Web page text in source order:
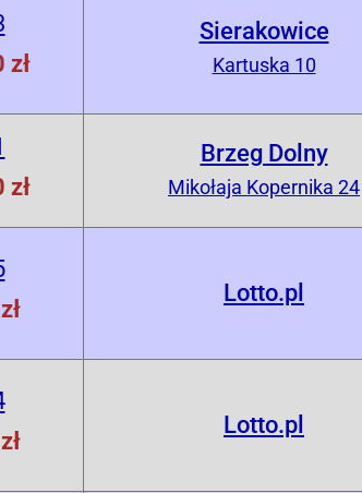
zł
Sierakowice
Kartuska 10
zł
Brzeg Dolny
Mikołaja Kopernika 24
Lotto.pl
Lotto.pl